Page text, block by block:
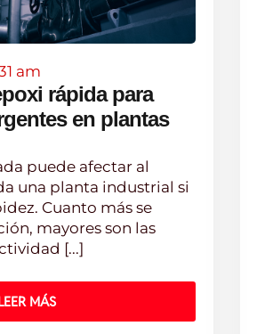
am
rápida para
en plantas
puede afectar al
una planta industrial si
Cuanto más se
mayores son las
[...]
MÁS